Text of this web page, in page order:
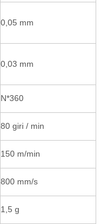
0,05 mm
0,03 mm
N*360
80 giri / min
150 m/min
800 mm/s
1,5 g